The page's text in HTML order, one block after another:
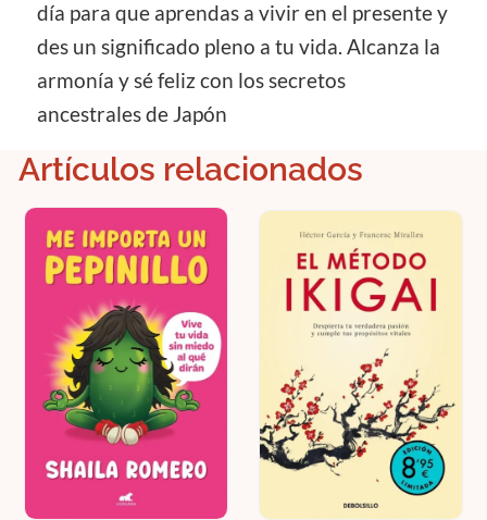
día para que aprendas a vivir en el presente y
des un significado pleno a tu vida. Alcanza la
armonía y sé feliz con los secretos
ancestrales de Japón
Artículos relacionados